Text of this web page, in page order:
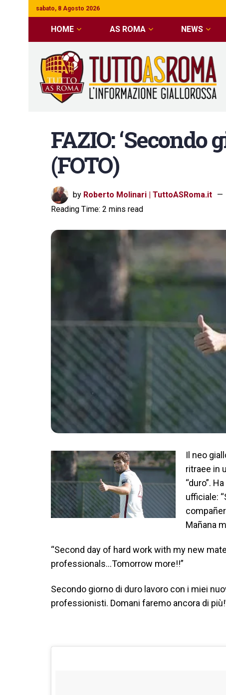
sabato, 8 Agosto 2026
HOME AS ROMA NEWS
FAZIO: ‘Secondo
(FOTO)
by Roberto Molinari | TuttoASRoma.it
Reading Time: 2 mins read
Il neo
ritraee in
“duro”.
ufficiale:
Mañana
“Second day of hard work with my new
professionals…Tomorrow more!!”
Secondo giorno di duro lavoro con i miei
professionisti. Domani faremo ancora di